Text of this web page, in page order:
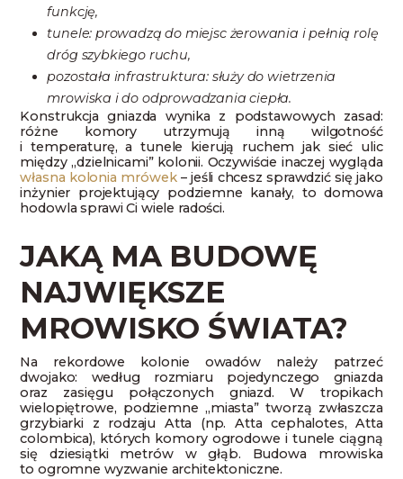
funkcję,
tunele: prowadzą do miejsc żerowania i pełnią rolę
dróg szybkiego ruchu,
pozostała infrastruktura: służy do wietrzenia
mrowiska i do odprowadzania ciepła.
Konstrukcja gniazda wynika z podstawowych zasad:
różne komory utrzymują inną wilgotność
i temperaturę, a tunele kierują ruchem jak sieć ulic
między „dzielnicami” kolonii. Oczywiście inaczej wygląda
własna kolonia mrówek– jeśli chcesz sprawdzić się jako
inżynier projektujący podziemne kanały, to domowa
hodowla sprawi Ci wiele radości.
JAKĄ MA BUDOWĘ
NAJWIĘKSZE
MROWISKO ŚWIATA?
Na rekordowe kolonie owadów należy patrzeć
dwojako: według rozmiaru pojedynczego gniazda
oraz zasięgu połączonych gniazd. W tropikach
wielopiętrowe, podziemne „miasta” tworzą zwłaszcza
grzybiarki z rodzaju Atta (np. Atta cephalotes, Atta
colombica), których komory ogrodowe i tunele ciągną
się dziesiątki metrów w głąb. Budowa mrowiska
to ogromne wyzwanie architektoniczne.